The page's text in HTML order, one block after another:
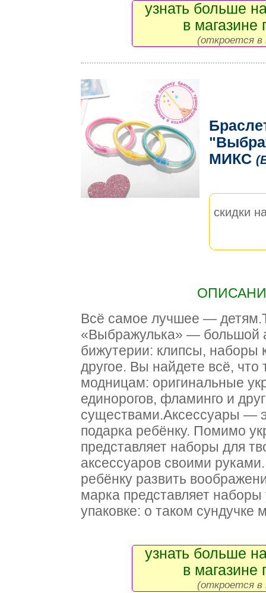
узнать больше
в магазине
(откроется в
МИКС
скидки
Всё самое лучшее —
«Выбражулька» — большой
бижутерии: клипсы, наборы
другое. Вы найдете всё, что
модницам: оригинальные
единорогов, фламинго и
существами.Аксессуары —
подарка ребёнку. Помимо
представляет наборы для
аксессуаров своими
ребёнку развить
марка представляет
упаковке: о таком сундучке
узнать больше
в магазине
(откроется в